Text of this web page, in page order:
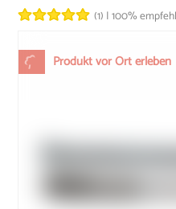
Produkt vor Ort erleben
(1) |100%